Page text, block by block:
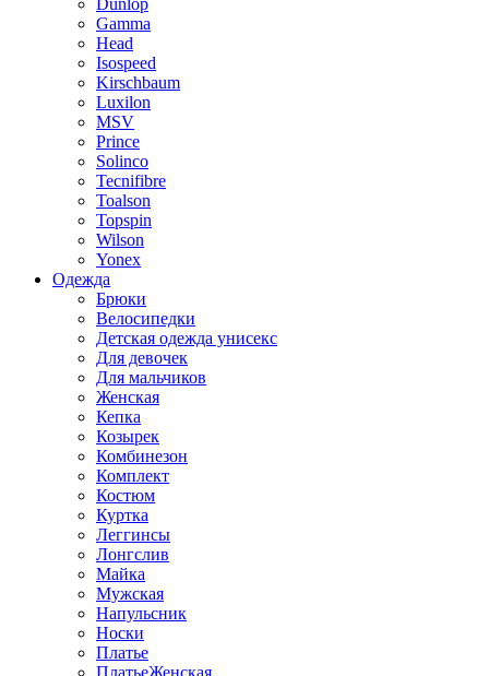
Dunlop
Gamma
Head
Isospeed
Kirschbaum
Luxilon
MSV
Prince
Solinco
Tecnifibre
Toalson
Topspin
Wilson
Yonex
Одежда
Брюки
Велосипедки
Детская одежда унисекс
Для девочек
Для мальчиков
Женская
Кепка
Козырек
Комбинезон
Комплект
Костюм
Куртка
Леггинсы
Лонгслив
Майка
Мужская
Напульсник
Носки
Платье
ПлатьеЖенская